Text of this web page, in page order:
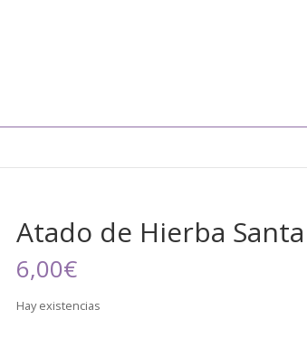
Atado de Hierba Santa
6,00€
Hay existencias